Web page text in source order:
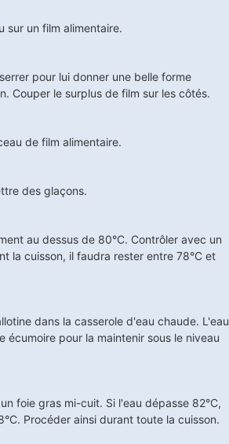
sur un film alimentaire.
pour lui donner une belle forme
Couper le surplus de film sur les côtés.
de film alimentaire.
des glaçons.
au dessus de 80°C. Contrôler avec un
la cuisson, il faudra rester entre 78°C et
dans la casserole d'eau chaude. L'eau
pour la maintenir sous le niveau
foie gras mi-cuit. Si l'eau dépasse 82°C,
Procéder ainsi durant toute la cuisson.